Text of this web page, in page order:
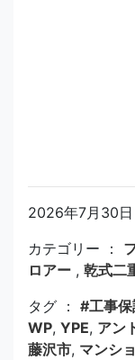
2026年7月30
カテゴリー ：
ロアー , 乾式二
タグ ： #工事
WP, YPE, アン
藤沢市, マンシ